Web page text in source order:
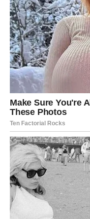
osećaj da mora sve
brigu za druge, često
razočaranja u ljude
unutrašnji pritisak da
iznutra
Devica je mnogo dala
POSAO I
Naredni period
dokaz.
priznanje za trud,